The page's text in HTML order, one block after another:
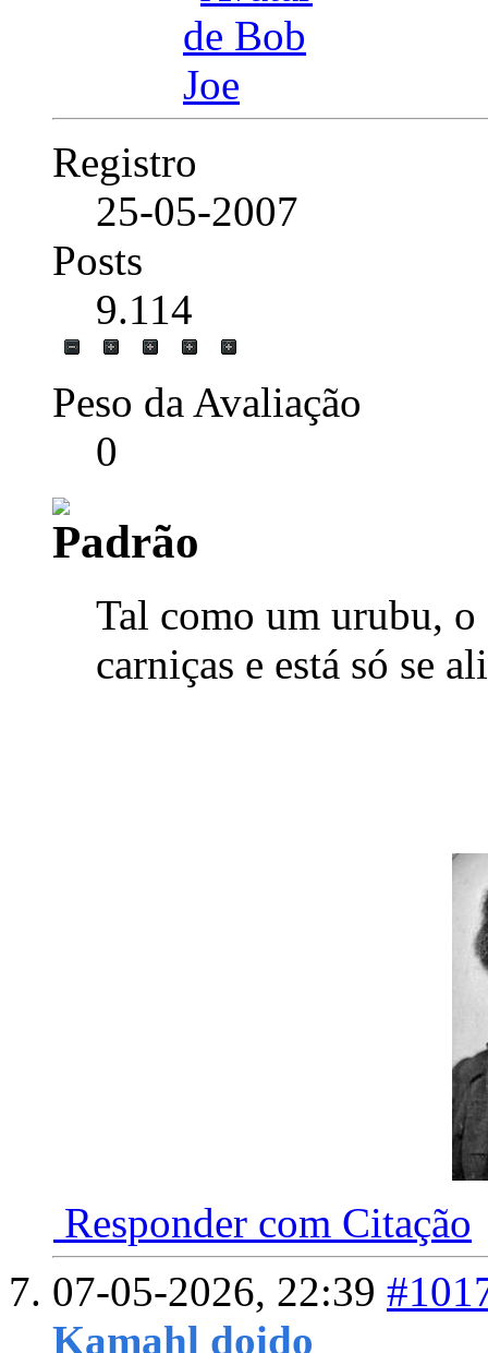
Registro
25-05-2007
Posts
9.114
Peso da Avaliação
0
Tal como um urubu,
carniças e está só se
Responder com Citação
07-05-2026, 22:39
Kamahl doido